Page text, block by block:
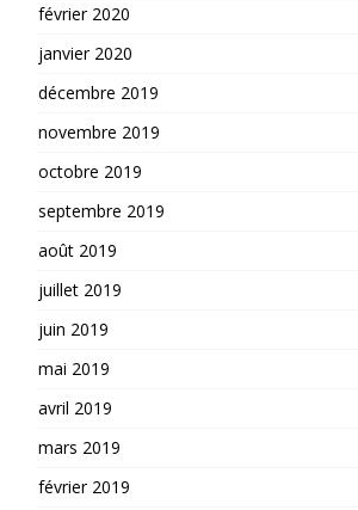
février 2020
janvier 2020
décembre 2019
novembre 2019
octobre 2019
septembre 2019
août 2019
juillet 2019
juin 2019
mai 2019
avril 2019
mars 2019
février 2019